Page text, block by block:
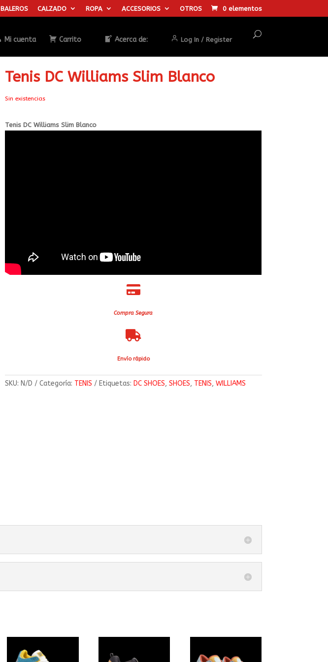
BALEROS CALZADO ROPA ACCESORIOS OTROS 0 elementos
Mi cuenta Carrito Acerca de: Log In / Register
Búsqueda
Tenis DC Williams Slim Blanco
Sin existencias
Tenis DC Williams Slim Blanco

Compra Segura

Envío rápido
SKU: N/D Categoría: TENIS Etiquetas: DC SHOES,SHOES, TENIS,WILLIAMS